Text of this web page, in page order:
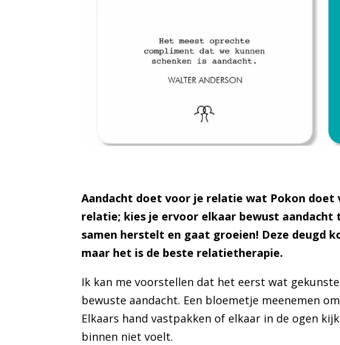
Aandacht doet voor je relatie wat Pokon
relatie; kies je ervoor elkaar bewust aandacht
samen herstelt en gaat groeien! Deze deugd
maar het is de beste relatietherapie.
Ik kan me voorstellen dat het eerst wat
bewuste aandacht. Een bloemetje meenemen
Elkaars hand vastpakken of elkaar in de ogen
binnen niet voelt.